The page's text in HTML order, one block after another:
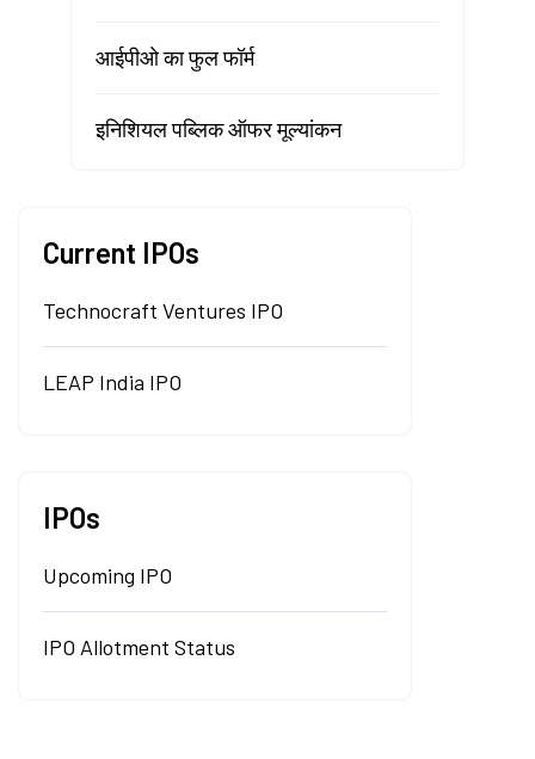
आईपीओ का फुल फॉर्म
इनिशियल पब्लिक ऑफर मूल्यांकन
Current IPOs
Technocraft Ventures IPO
LEAP India IPO
IPOs
Upcoming IPO
IPO Allotment Status